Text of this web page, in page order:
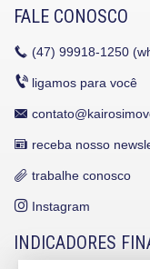
FALE CONOSCO
(47) 99918-1250
ligamos para você
receba nosso
trabalhe conosco
Instagram
INDICADORES